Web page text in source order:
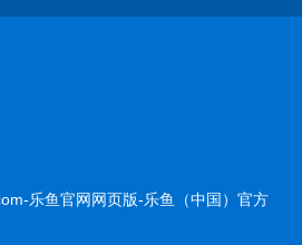
乐鱼官网网页版-乐鱼（中国）官方